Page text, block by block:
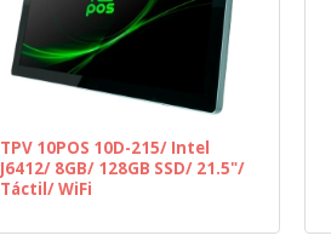
TPV 10POS 10D-215/ Intel
J6412/ 8GB/ 128GB SSD/ 21.5"/
Táctil/ WiFi